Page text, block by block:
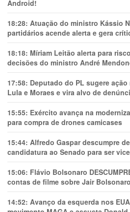
Android!
18:28: Atuação do ministro Kássio
partidários acende alerta e gera
18:18: Míriam Leitão alerta para
decisões do ministro André
17:58: Deputado do PL sugere
Lula e Moraes e vira alvo de
15:55: Exército avança na
para compra de drones camicases
15:44: Alfredo Gaspar descumpre
candidatura ao Senado para ser
15:06: Flávio Bolsonaro
contas de filme sobre Jair Bolsonaro
14:52: Avanço da esquerda nos